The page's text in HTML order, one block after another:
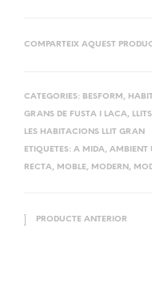
COMPARTEIX AQUEST
CATEGORIES: BESFORM ,
GRANS DE FUSTA I LACA,
LES HABITACIONS LLIT GRAN
ETIQUETES: A MIDA, AMBIENT
RECTA, MOBLE, MODERN ,
PRODUCTE ANTERIOR